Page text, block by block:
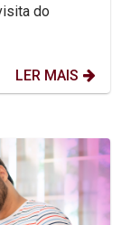
do
LER MAIS